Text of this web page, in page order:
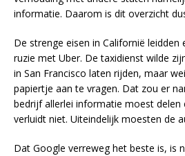
informatie. Daarom is dit overzicht
De strenge eisen in Californië
ruzie met Uber. De taxidienst wilde
in San Francisco laten rijden, maar
papiertje aan te vragen. Dat zou er
bedrijf allerlei informatie moest delen
verluidt niet. Uiteindelijk moesten de
Dat Google verreweg het beste is, is